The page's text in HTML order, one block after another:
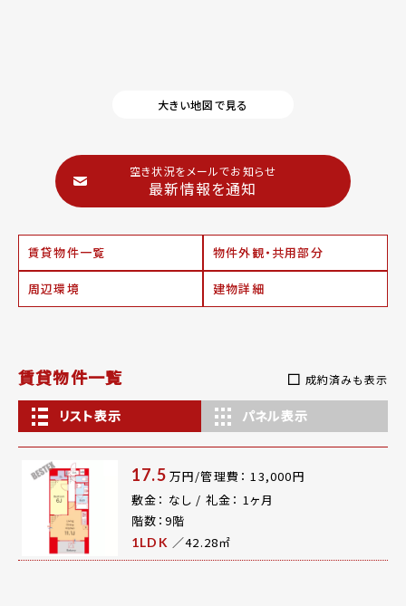
大きい地図で見る
空き状況をメールでお知らせ
最新情報を通知
賃貸物件一覧 物件外観・共用部分
周辺環境 建物詳細
賃貸物件一覧 成約済みも表示
リスト表示 パネル表示
17.5 万円/管理費： 13,000円
敷金： なし / 礼金： 1ヶ月
階数：9階
1LDK ／42.28㎡